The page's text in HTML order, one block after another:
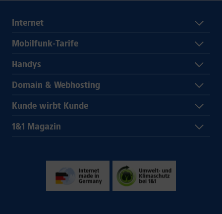
Internet
Mobilfunk-Tarife
Handys
Domain & Webhosting
Kunde wirbt Kunde
1&1 Magazin